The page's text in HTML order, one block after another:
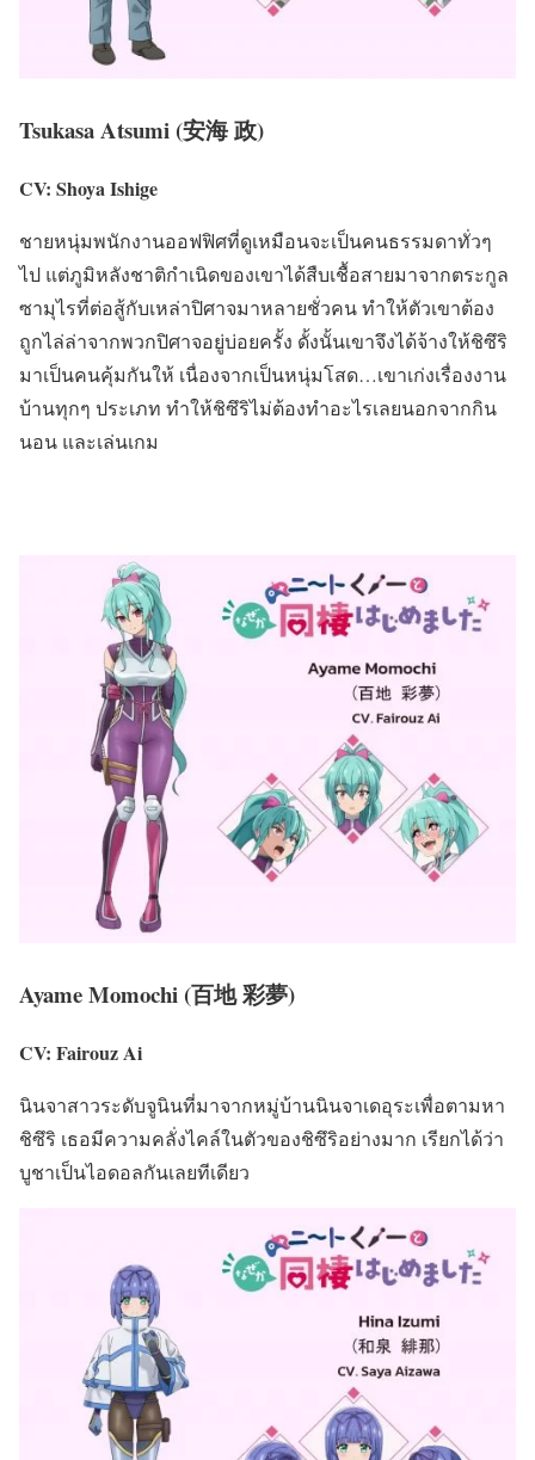
Tsukasa Atsumi (安海 政)
CV: Shoya Ishige
ชายหนุ่มพนักงานออฟฟิศที่ดูเหมือนจะเป็นคนธรรมดาทั่วๆ
ไป แต่ภูมิหลังชาติกำเนิดของเขาได้สืบเชื้อสายมาจากตระกูล
ซามุไรที่ต่อสู้กับเหล่าปิศาจมาหลายชั่วคน ทำให้ตัวเขาต้อง
ถูกไล่ล่าจากพวกปิศาจอยู่บ่อยครั้ง ดั้งนั้นเขาจึงได้จ้างให้ชิซึริ
มาเป็นคนคุ้มกันให้ เนื่องจากเป็นหนุ่มโสด…เขาเก่งเรื่องงาน
บ้านทุกๆ ประเภท ทำให้ชิซึริไม่ต้องทำอะไรเลยนอกจากกิน
นอน และเล่นเกม
Ayame Momochi (百地 彩夢)
CV: Fairouz Ai
นินจาสาวระดับจูนินที่มาจากหมู่บ้านนินจาเดอุระเพื่อตามหา
ชิซึริ เธอมีความคลั่งไคล์ในตัวของชิซึริอย่างมาก เรียกได้ว่า
บูชาเป็นไอดอลกันเลยทีเดียว